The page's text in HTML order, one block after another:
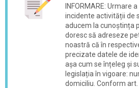
INFORMARE: Urmare
incidente activității de
aducem la cunoștința
doresc să adreseze
noastră că în
precizate datele de
așa cum se înțeleg și
legislația în vigoare:
domiciliu. Conform art.